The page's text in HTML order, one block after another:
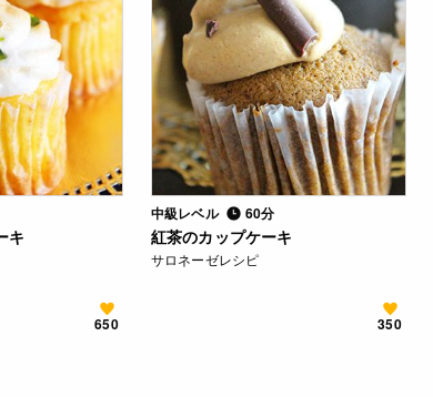
キ
650
中級レベル 60分
紅茶のカップケーキ
サロネーゼレシピ
350